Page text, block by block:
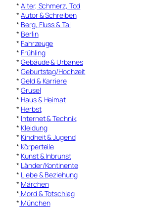
*Alter, Schmerz, Tod
*Autor & Schreiben
* Berg, Fluss & Tal
* Berlin
* Fahrzeuge
* Frühling
*Gebäude & Urbanes
*Geburtstag/Hochzeit
*Geld & Karriere
*Grusel
* Haus & Heimat
* Herbst
* Internet & Technik
* Kleidung
* Kindheit & Jugend
* Körperteile
* Kunst & Inbrunst
* Länder/Kontinente
* Liebe & Beziehung
* Märchen
* Mord & Totschlag
* München